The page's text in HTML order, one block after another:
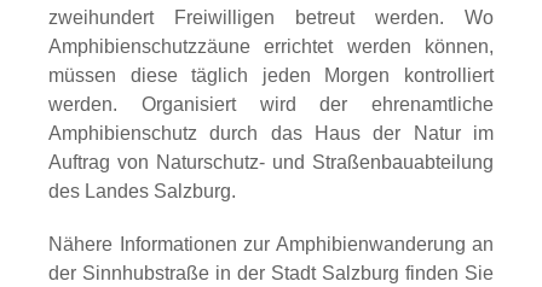
zweihundert Freiwilligen betreut werden. Wo
Amphibienschutzzäune errichtet werden können,
müssen diese täglich jeden Morgen kontrolliert
werden. Organisiert wird der ehrenamtliche
Amphibienschutz durch das Haus der Natur im
Auftrag von Naturschutz- und Straßenbauabteilung
des Landes Salzburg.
Nähere Informationen zur Amphibienwanderung an
der Sinnhubstraße in der Stadt Salzburg finden Sie